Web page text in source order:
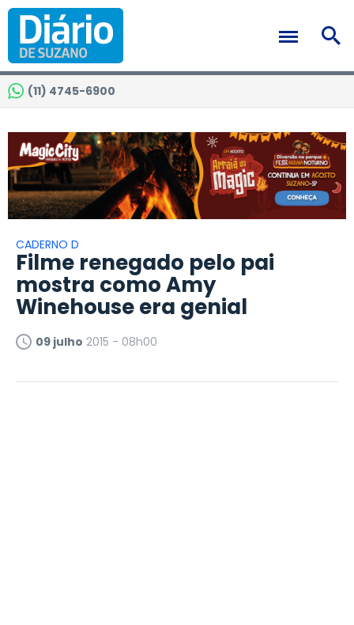
(11) 4745-6900
CADERNO D
Filme renegado pelo pai
mostra como Amy
Winehouse era genial
09 julho 2015 - 08h00